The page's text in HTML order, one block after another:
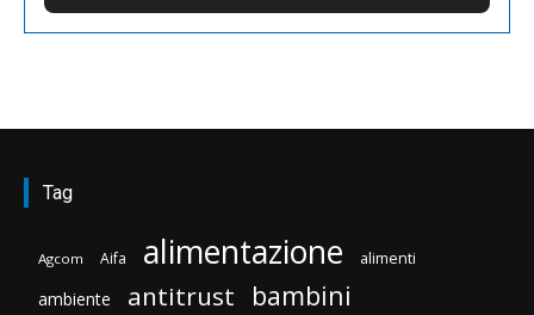
Tag
Agcom Aifa alimentazione alimenti
ambiente antitrust bambini